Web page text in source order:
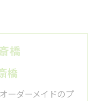
橋
ーダーメイドのプ